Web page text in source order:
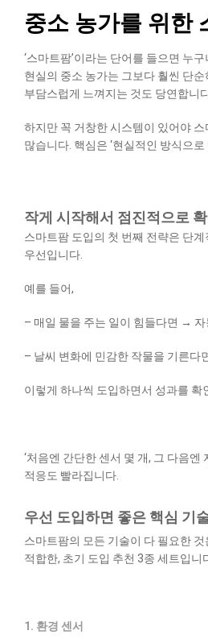
중소 농가를 위한
‘스마트팜’이라는 단어를 들으면 누
현실의 중소 농가는 그보다 훨씬 단
부담스럽게 느껴지는 것도 당연합니
하지만 꼭 거창한 시스템이 있어야
많습니다. 핵심은 ‘현실적인 방식으로
작게 시작해서 점진적으로
스마트팜 도입의 첫 번째 전략은 단
우선입니다.
예를 들어,
– 매일 물을 주는 일이 힘들다면 → 자
– 날씨 변화에 민감한 작물을 기른
이렇게 하나씩 도입하면서 성과를 확
‘처음엔 간단한 센서 몇 개, 그 다음
적응도 빨라집니다.
우선 도입하면 좋은 핵심 기
스마트팜의 모든 기술이 다 필요한
적합한, 초기 도입 추천 3종 세트입니
1. 환경 센서